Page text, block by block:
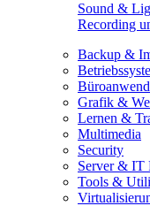
Sound &
Recording
Backup &
Grafik &
Lernen &
Multimedia
Security
Server & IT
Tools &